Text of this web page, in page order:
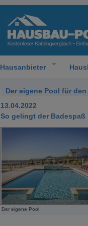
Hausanbieter
Der eigene Pool für den
13.04.2022
So gelingt der Badespaß
Der eigene Pool